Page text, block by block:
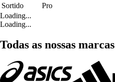
Sortido
Pro
Loading...
Loading...
Todas as nossas marcas